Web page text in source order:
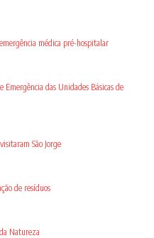
médica pré-hospitalar
Emergência das Unidades Básicas de
São Jorge
de resíduos
Natureza